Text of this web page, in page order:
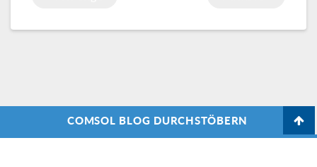
COMSOL BLOG DURCHSTÖBERN